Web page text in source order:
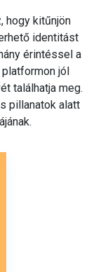
hogy kitűnjön
identitást
érintéssel a
jól
találhatja meg.
pillanatok alatt